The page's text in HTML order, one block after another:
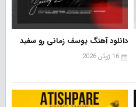
دانلود آهنگ یوسف زمانی رو سفید
16 ژوئن 2026